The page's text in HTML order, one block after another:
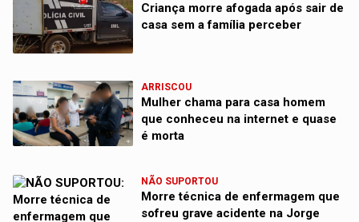
Criança morre afogada após sair de
casa sem a família perceber
ARRISCOU
Mulher chama para casa homem
que conheceu na internet e quase
é morta
NÃO SUPORTOU
Morre técnica de enfermagem que
sofreu grave acidente na Jorge